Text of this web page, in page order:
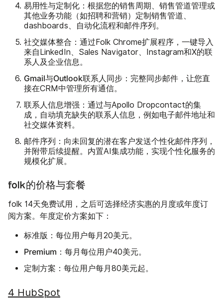
易用性与定制化 ：根据您的销售周期、销售管道管理或
其他业务功能（如招聘和营销）定制销售管道、
dashboards、自动化流程和邮件序列。
社交媒体整合 ：通过Folk Chrome扩展程序，一键导入
来自LinkedIn、Sales Navigator、Instagram和X的联
系人及企业信息。
Gmail与Outlook联系人同步 ：完整同步邮件，让您直
接在CRM中管理所有通信。
联系人信息增强 ：通过与Apollo Dropcontact的集
成，自动填充缺失的联系人信息，例如电子邮件地址和
社交媒体资料。
邮件序列 ：向未回复的潜在客户发送个性化邮件序列，
并附带后续提醒。内置AI集成功能，实现个性化服务的
规模化扩展。
folk的价格与套餐
folk 14天免费试用，之后可选择经济实惠的月度或年度订
阅方案。年度定价方案如下：
标准版 ：每位用户每月20美元。
Premium ：每月每位用户40美元。
定制方案 ：每位用户每月80美元起。
4 HubSpot